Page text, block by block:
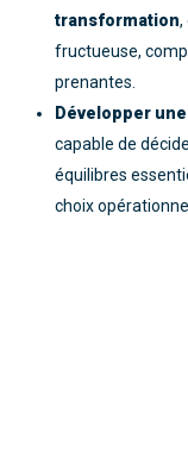
transformation,
fructueuse,
prenantes.
Développer
capable de
équilibres
choix